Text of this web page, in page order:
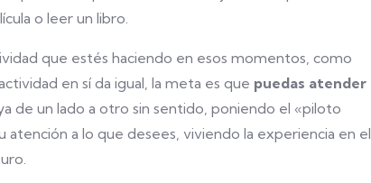
o leer un libro.
que estés haciendo en esos momentos, como
en sí da igual, la meta es que puedas atender
de un lado a otro sin sentido, poniendo el «piloto
a lo que desees, viviendo la experiencia en el